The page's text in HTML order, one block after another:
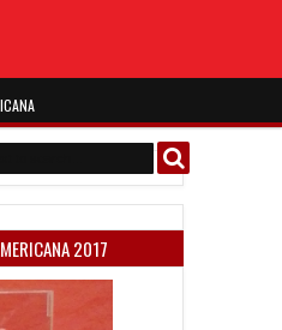
y que venga gente nueva"
2017